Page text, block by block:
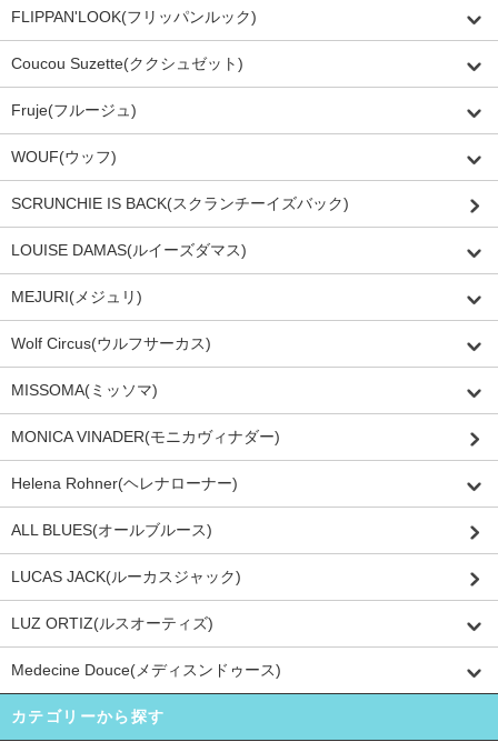
FLIPPAN'LOOK(フリッパンルック)
Coucou Suzette(ククシュゼット)
Fruje(フルージュ)
WOUF(ウッフ)
SCRUNCHIE IS BACK(スクランチーイズバック)
LOUISE DAMAS(ルイーズダマス)
MEJURI(メジュリ)
Wolf Circus(ウルフサーカス)
MISSOMA(ミッソマ)
MONICA VINADER(モニカヴィナダー)
Helena Rohner(ヘレナローナー)
ALL BLUES(オールブルース)
LUCAS JACK(ルーカスジャック)
LUZ ORTIZ(ルスオーティズ)
Medecine Douce(メディスンドゥース)
カテゴリーから探す